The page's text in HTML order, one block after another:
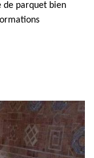
de parquet bien